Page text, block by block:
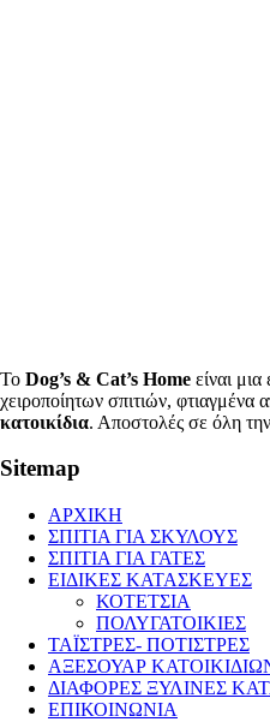
Το Dog’s & Cat’s Home είναι
χειροποίητων σπιτιών, φτιαγμένα
κατοικίδια. Αποστολές σε όλη την
Sitemap
ΑΡΧΙΚΗ
ΣΠΙΤΙΑ ΓΙΑ ΣΚΥΛΟΥΣ
ΣΠΙΤΙΑ ΓΙΑ ΓΑΤΕΣ
ΕΙΔΙΚΕΣ ΚΑΤΑΣΚΕΥΕΣ
ΚΟΤΕΤΣΙΑ
ΠΟΛΥΓΑΤΟΙΚΙΕΣ
ΤΑΪΣΤΡΕΣ- ΠΟΤΙΣΤΡΕΣ
ΑΞΕΣΟΥΑΡ
ΔΙΑΦΟΡΕΣ ΞΥΛΙΝΕΣ
ΕΠΙΚΟΙΝΩΝΙΑ